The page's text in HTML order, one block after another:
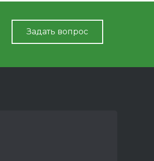
Задать вопрос